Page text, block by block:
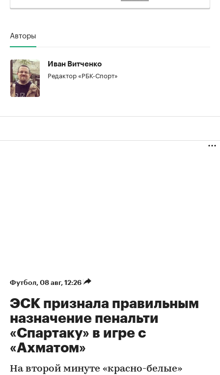
Авторы
Иван Витченко
Редактор «РБК-Спорт»
Футбол⁠, 08 авг, 12:26
ЭСК признала правильным
назначение пенальти
«Спартаку» в игре с
«Ахматом»
На второй минуте «красно-белые»